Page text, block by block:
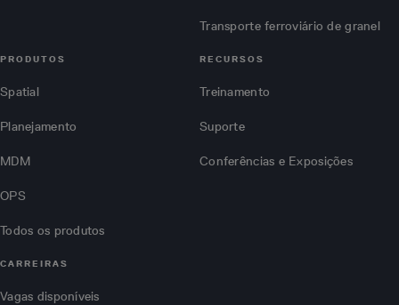
Transporte ferroviário de granel
PRODUTOS
Spatial
Planejamento
MDM
OPS
Todos os produtos
RECURSOS
Treinamento
Suporte
Conferências e Exposições
CARREIRAS
Vagas disponíveis